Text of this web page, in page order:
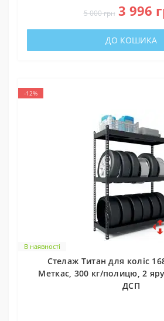
5 000 грн 3 996
ДО КОШИКА
-12%
В наявності
Стелаж Титан для коліс
Меткас, 300 кг/полицю, 2
ДСП